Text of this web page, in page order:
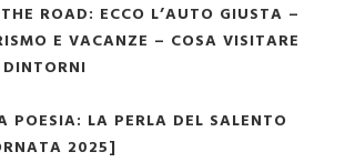
ROAD: ECCO L’AUTO GIUSTA –
E VACANZE – COSA VISITARE
POESIA: LA PERLA DEL SALENTO
2025]